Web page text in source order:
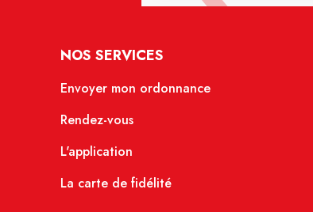
NOS SERVICES
Envoyer mon ordonnance
Rendez-vous
L'application
La carte de fidélité